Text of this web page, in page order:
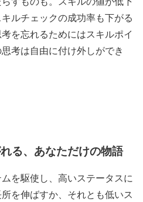
ルチェックの成功率も下がる
を忘れるためにはスキルポイ
考は自由に付け外しができ
る、あなただけの物語
を駆使し、高いステータスに
を伸ばすか、それとも低いス